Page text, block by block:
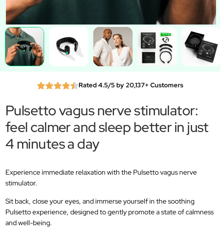
Rated 4.5/5 by 20,137+ Customers
Pulsetto vagus nerve stimulator:
feel calmer and sleep better in just
4 minutes a day
Experience immediate relaxation with the Pulsetto vagus nerve
stimulator.
Sit back, close your eyes, and immerse yourself in the soothing
Pulsetto experience, designed to gently promote a state of calmness
and well-being.